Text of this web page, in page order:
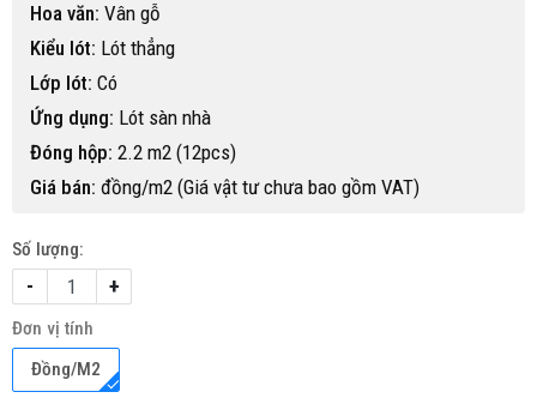
Hoa văn: Vân gỗ
Kiểu lót: Lót thẳng
Lớp lót: Có
Ứng dụng: Lót sàn nhà
Đóng hộp: 2.2 m2 (12pcs)
Giá bán: đồng/m2 (Giá vật tư chưa bao gồm VAT)
Số lượng:
- +
Đơn vị tính
Đồng/M2